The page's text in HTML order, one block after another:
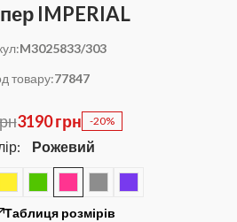
IMPERIAL
M3025833/303
товару:77847
3190 грн -20%
Рожевий
Таблиця розмірів